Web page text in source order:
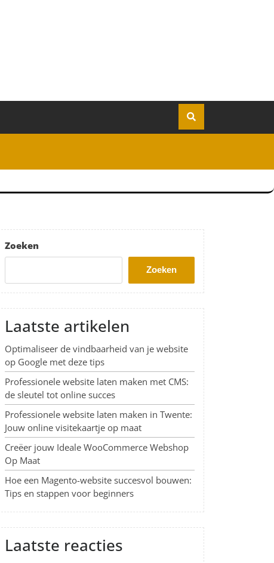
Zoeken
Zoeken
Laatste artikelen
Optimaliseer de vindbaarheid van je website
op Google met deze tips
Professionele website laten maken met CMS:
de sleutel tot online succes
Professionele website laten maken in Twente:
Jouw online visitekaartje op maat
Creëer jouw Ideale WooCommerce Webshop
Op Maat
Hoe een Magento-website succesvol bouwen:
Tips en stappen voor beginners
Laatste reacties